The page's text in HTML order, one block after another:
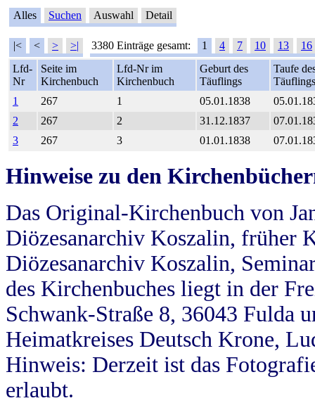
Alles Suchen Auswahl Detail
|< < > >| 3380 Einträge gesamt: 1 4 7 10 13
16
Lfd-
Nr
Seite im
Kirchenbuch
Lfd-Nr im
Kirchenbuch
Geburt des
Täuflings
Taufe
Täuflings
1
267 1 05.01.1838
2
267 2 31.12.1837
3
267 3 01.01.1838
Hinweise zu den
Das Original-Kirchenbuch von
Diözesanarchiv Koszalin, früher
Diözesanarchiv Koszalin,
des Kirchenbuches liegt in der
Schwank-Straße 8, 36043 Fulda
Heimatkreises Deutsch Krone,
Hinweis: Derzeit ist das
erlaubt.